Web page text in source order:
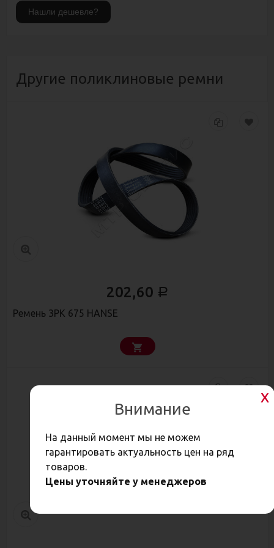
Другие поликлиновые ремни
202,60 Р
Ремень 3РК 675 HANSE
Внимание
На данный момент мы не можем
гарантировать актуальность цен на ряд
товаров.
Цены уточняйте у менеджеров